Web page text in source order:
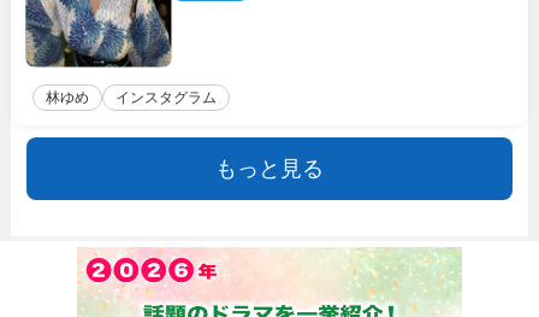
林ゆめ インスタグラム
もっと見る